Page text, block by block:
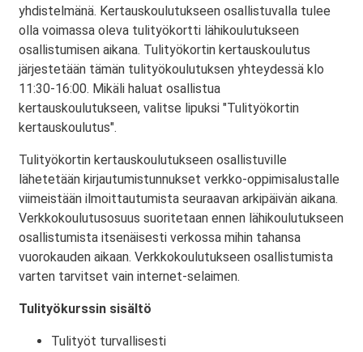
yhdistelmänä. Kertauskoulutukseen osallistuvalla tulee
olla voimassa oleva tulityökortti lähikoulutukseen
osallistumisen aikana. Tulityökortin kertauskoulutus
järjestetään tämän tulityökoulutuksen yhteydessä klo
11:30-16:00. Mikäli haluat osallistua
kertauskoulutukseen, valitse lipuksi "Tulityökortin
kertauskoulutus".
Tulityökortin kertauskoulutukseen osallistuville
lähetetään kirjautumistunnukset verkko-oppimisalustalle
viimeistään ilmoittautumista seuraavan arkipäivän aikana.
Verkkokoulutusosuus suoritetaan ennen lähikoulutukseen
osallistumista itsenäisesti verkossa mihin tahansa
vuorokauden aikaan. Verkkokoulutukseen osallistumista
varten tarvitset vain internet-selaimen.
Tulityökurssin sisältö
Tulityöt turvallisesti